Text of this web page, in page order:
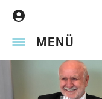
MENÜ